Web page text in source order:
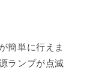
簡単に行えま
ランプが点滅